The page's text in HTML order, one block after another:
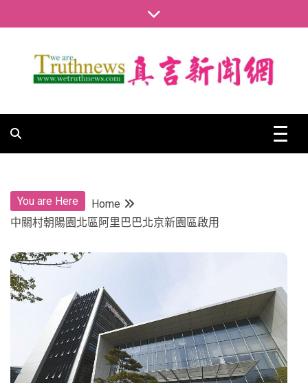
to
真言新聞網
You are Here
Home
中關村朝陽園北區阿里巴巴北京新園區啟用